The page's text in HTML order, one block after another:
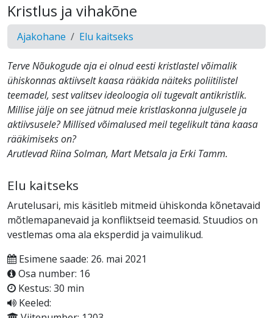
Kristlus ja vihakõne
Ajakohane Elu kaitseks
Terve Nõukogude aja ei olnud eesti kristlastel võimalik
ühiskonnas aktiivselt kaasa rääkida näiteks poliitilistel
teemadel, sest valitsev ideoloogia oli tugevalt antikristlik.
Millise jälje on see jätnud meie kristlaskonna julgusele ja
aktiivsusele? Millised võimalused meil tegelikult täna kaasa
rääkimiseks on?
Arutlevad Riina Solman, Mart Metsala ja Erki Tamm.
Elu kaitseks
Arutelusari, mis käsitleb mitmeid ühiskonda kõnetavaid
mõtlemapanevaid ja konfliktseid teemasid. Stuudios on
vestlemas oma ala eksperdid ja vaimulikud.
Esimene saade: 26. mai 2021
Osa number: 16
Kestus: 30 min
Keeled: